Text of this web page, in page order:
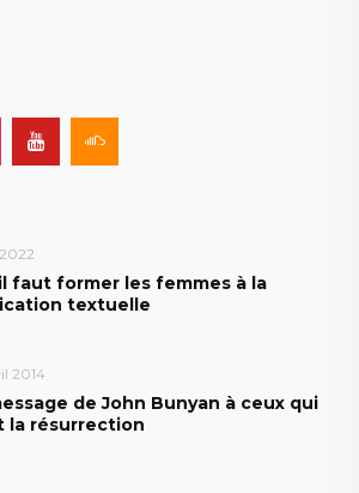
faut former les femmes à la
textuelle
2014
de John Bunyan à ceux qui
la résurrection